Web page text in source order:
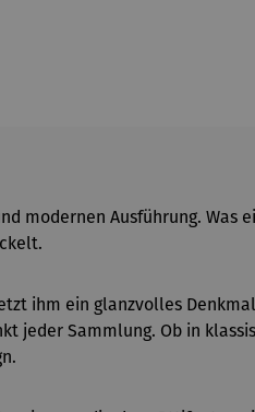
modernen Ausführung.
ihm ein glanzvolles
jeder Sammlung. Ob in